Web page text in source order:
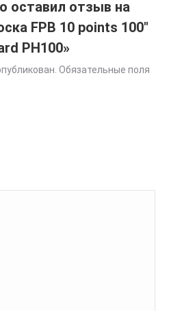
оставил отзыв на
FPB 10 points 100″
PH100»
Обязательные поля